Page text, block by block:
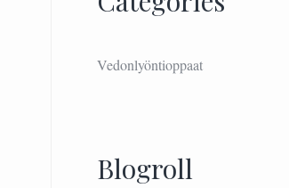
Vedonlyöntioppaat
Blogroll